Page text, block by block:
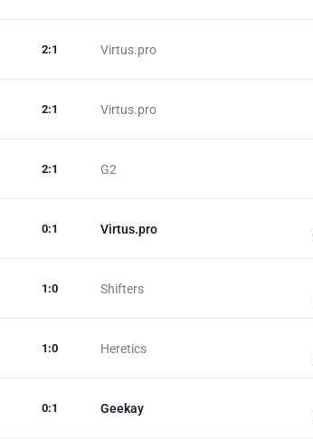
Virtus.pro
2:1
Virtus.pro
2:1
G2
2:1
Virtus.pro
0:1
Shifters
1 :0
Heretics
1 :0
Geekay
0:1